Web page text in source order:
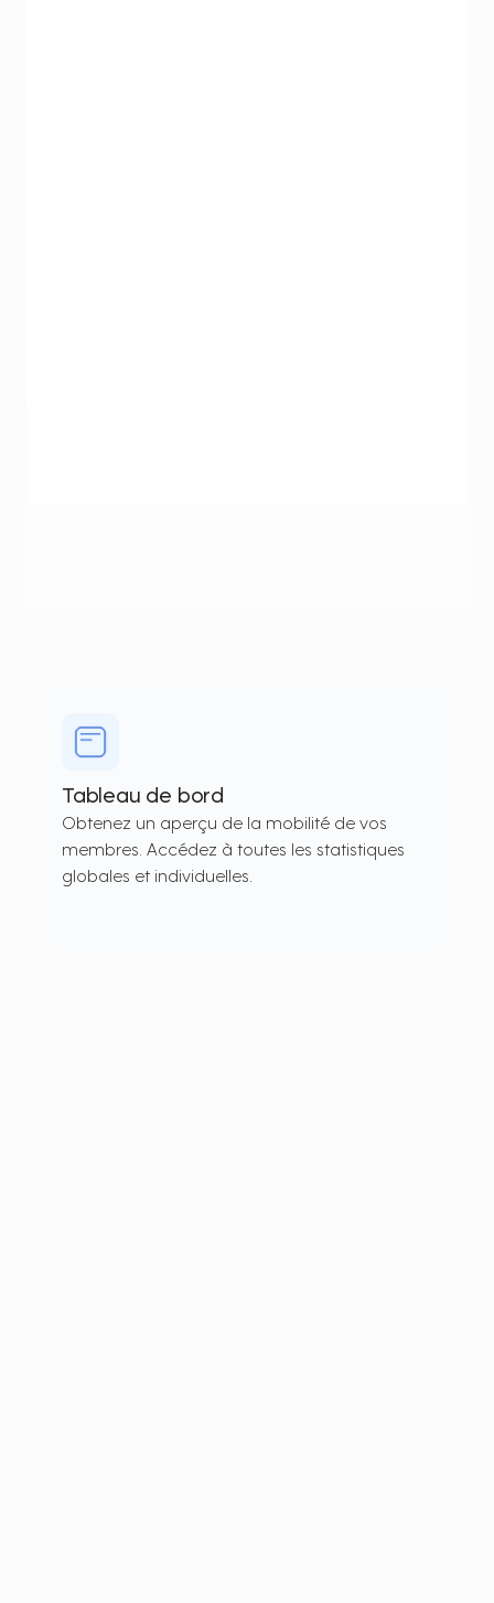
Tableau de bord
Obtenez un aperçu de la mobilité de vos
membres. Accédez à toutes les statistiques
globales et individuelles.